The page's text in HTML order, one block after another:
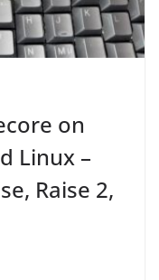
on
Linux –
Raise 2,